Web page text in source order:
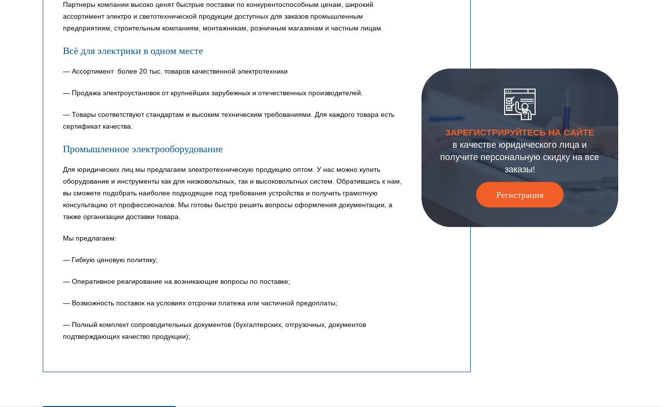
Партнеры компании высоко ценят быстрые поставки по конкурентоспособным ценам, широкий
ассортимент электро и светотехнической продукции доступных для заказов промышленным
предприятиям, строительным компаниям, монтажникам, розничным магазинам и частным лицам.
Всё для электрики в одном месте
— Ассортимент более 20 тыс. товаров качественной электротехники
— Продажа электроустановок от крупнейших зарубежных и отечественных производителей.
— Товары соответствуют стандартам и высоким техническим требованиями. Для каждого товара есть
сертификат качества.
Промышленное электрооборудование
Для юридических лиц мы предлагаем электротехническую продукцию оптом. У нас можно купить
оборудование и инструменты как для низковольтных, так и высоковольтных систем. Обратившись к нам,
вы сможете подобрать наиболее подходящее под требования устройства и получить грамотную
консультацию от профессионалов. Мы готовы быстро решить вопросы оформления документации, а
также организации доставки товара.
Мы предлагаем:
— Гибкую ценовую политику;
— Оперативное реагирование на возникающие вопросы по поставке;
— Возможность поставок на условиях отсрочки платежа или частичной предоплаты;
— Полный комплект сопроводительных документов (бухгалтерских, отгрузочных, документов
подтверждающих качество продукции);
ЗАРЕГИСТРИРУЙТЕСЬ НА САЙТЕ
в качестве юридического лица и
получите персональную скидку на все
заказы!
Регистрация